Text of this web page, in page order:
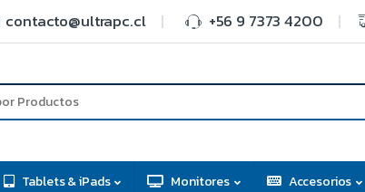
contacto@ultrapc.cl +56 9 7373 4200
Tablets & iPads Monitores Accesorios